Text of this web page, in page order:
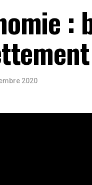
:
2020